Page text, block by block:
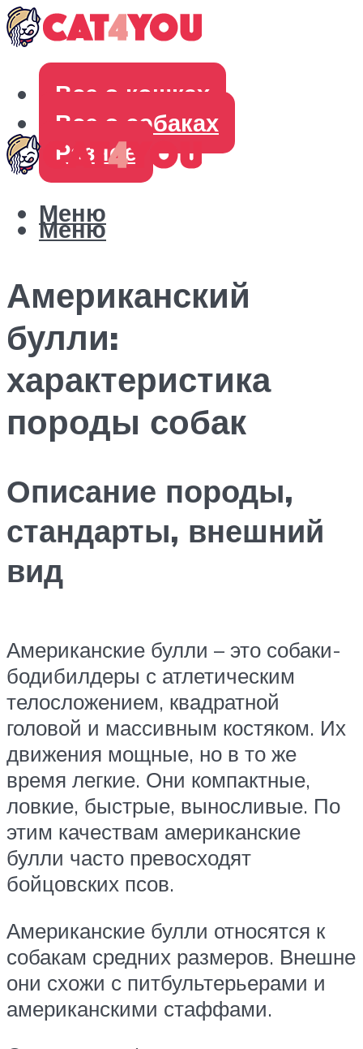
Все о кошках
Все о собаках
Разное
Меню
Меню
Американский
булли:
характеристика
породы собак
Описание породы,
стандарты, внешний
вид
Американские булли – это собаки-
бодибилдеры с атлетическим
телосложением, квадратной
головой и массивным костяком. Их
движения мощные, но в то же
время легкие. Они компактные,
ловкие, быстрые, выносливые. По
этим качествам американские
булли часто превосходят
бойцовских псов.
Американские булли относятся к
собакам средних размеров. Внешне
они схожи с питбультерьерами и
американскими стаффами.